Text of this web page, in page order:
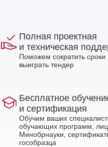
Полная проектная
и техническая
Поможем сократить сроки
выиграть тендер
Бесплатное
и сертификация
Обучим ваших
обучающих программ,
Минобрнауки,
гособразца